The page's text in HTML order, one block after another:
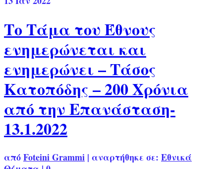
Το Τάμα του Έθνους
ενημερώνεται και
ενημερώνει – Τάσος
Κατοπόδης – 200 Χρόνια
από την Επανάσταση-
13.1.2022
απόFoteini Grammi | αναρτήθηκε σε: Εθνικά